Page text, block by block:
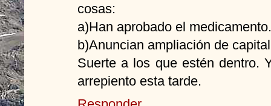
cosas:
a)Han aprobado el medicamento.
b)Anuncian ampliación de
Suerte a los que estén dentro.
arrepiento esta tarde.